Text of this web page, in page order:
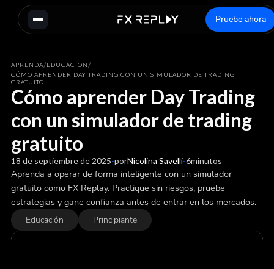
Pruebe ahora
APRENDA/EDUCACIÓN/
CÓMO APRENDER DAY TRADING CON UN SIMULADOR DE TRADING
GRATUITO
Cómo aprender Day Trading
con un simulador de trading
gratuito
18 de septiembre de 2025-porNicolina Savelli-6minutos
Aprenda a operar de forma inteligente con un simulador
gratuito como FX Replay. Practique sin riesgos, pruebe
estrategias y gane confianza antes de entrar en los mercados.
Educación Principiante